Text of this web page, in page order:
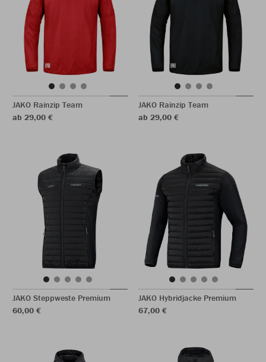
JAKO Rainzip Team
ab 29,00 €
JAKO Rainzip Team
ab 29,00 €
JAKO Steppweste Premium
60,00 €
JAKO Hybridjacke Premium
67,00 €